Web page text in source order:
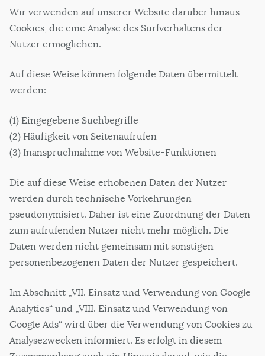
Wir verwenden auf unserer Website darüber hinaus
Cookies, die eine Analyse des Surfverhaltens der
Nutzer ermöglichen.
Auf diese Weise können folgende Daten übermittelt
werden:
(1) Eingegebene Suchbegriffe
(2) Häufigkeit von Seitenaufrufen
(3) Inanspruchnahme von Website-Funktionen
Die auf diese Weise erhobenen Daten der Nutzer
werden durch technische Vorkehrungen
pseudonymisiert. Daher ist eine Zuordnung der Daten
zum aufrufenden Nutzer nicht mehr möglich. Die
Daten werden nicht gemeinsam mit sonstigen
personenbezogenen Daten der Nutzer gespeichert.
Im Abschnitt „VII. Einsatz und Verwendung von Google
Analytics“ und „VIII. Einsatz und Verwendung von
Google Ads“ wird über die Verwendung von Cookies zu
Analysezwecken informiert. Es erfolgt in diesem